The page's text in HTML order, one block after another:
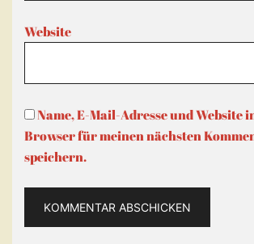
Website
Name, E-Mail-Adresse und Website
Browser für meinen nächsten
speichern.